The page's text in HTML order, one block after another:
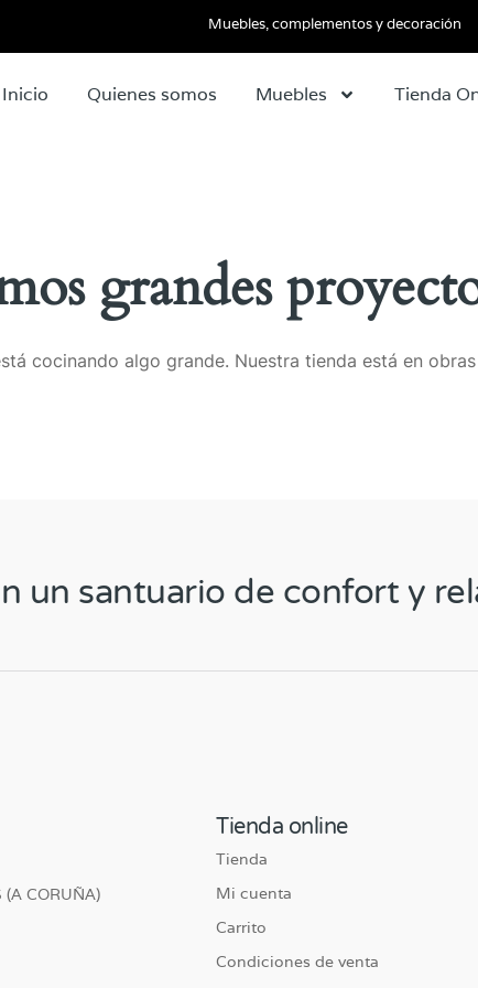
Muebles, complementos y decoración
Inicio Quienes somos Muebles Tienda
grandes
cocinando algo grande. Nuestra tienda está en
un santuario de confort y
CORUÑA)
Tienda online
Tienda
Mi cuenta
Carrito
Condiciones de venta